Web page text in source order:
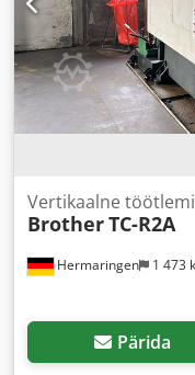
Hermaringen 1 473
Vertikaalne
BrotherTC-R2A
Pärida